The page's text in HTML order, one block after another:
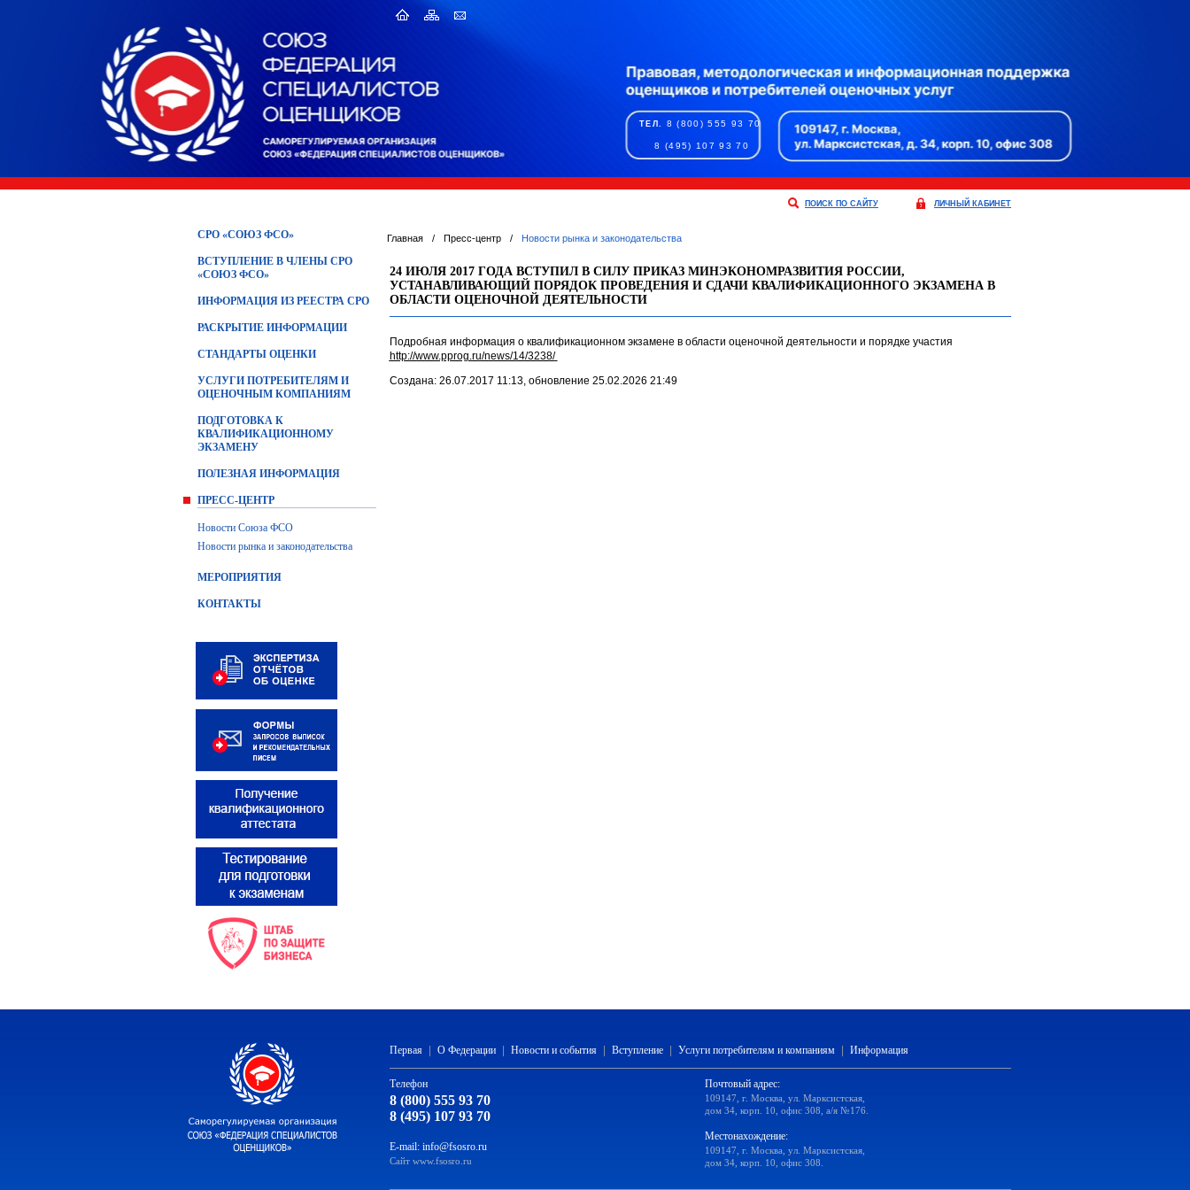
ТЕЛ. 8 (800) 555 93 70
8 (495) 107 93 70
ПОИСК ПО САЙТУ ЛИЧНЫЙ КАБИНЕТ
СРО «СОЮЗ ФСО»
ВСТУПЛЕНИЕ В ЧЛЕНЫ СРО
«СОЮЗ ФСО»
ИНФОРМАЦИЯ ИЗ РЕЕСТРА СРО
РАСКРЫТИЕ ИНФОРМАЦИИ
СТАНДАРТЫ ОЦЕНКИ
УСЛУГИ ПОТРЕБИТЕЛЯМ И
ОЦЕНОЧНЫМ КОМПАНИЯМ
ПОДГОТОВКА К
КВАЛИФИКАЦИОННОМУ
ЭКЗАМЕНУ
ПОЛЕЗНАЯ ИНФОРМАЦИЯ
ПРЕСС-ЦЕНТР
Новости Союза ФСО
Новости рынка и законодательства
МЕРОПРИЯТИЯ
КОНТАКТЫ
Главная / Пресс-центр / Новости рынка и законодательства
24 ИЮЛЯ 2017 ГОДА ВСТУПИЛ В СИЛУ ПРИКАЗ МИНЭКОНОМРАЗВИТИЯ РОССИИ,
УСТАНАВЛИВАЮЩИЙ ПОРЯДОК ПРОВЕДЕНИЯ И СДАЧИ КВАЛИФИКАЦИОННОГО ЭКЗАМЕНА В
ОБЛАСТИ ОЦЕНОЧНОЙ ДЕЯТЕЛЬНОСТИ
Подробная информация о квалификационном экзамене в области оценочной деятельности и порядке участия
http://www.pprog.ru/news/14/3238/
Создана: 26.07.2017 11:13, обновление 25.02.2026 21:49
Первая О Федерации Новости и события Вступление Услуги потребителям и компаниям Информация
Телефон
8 (800) 555 93 70
8 (495) 107 93 70
E-mail: info@fsosro.ru
Сайт www.fsosro.ru
Почтовый адрес:
109147, г. Москва, ул. Марксистская,
дом 34, корп. 10, офис 308, а/я №176.
Местонахождение:
109147, г. Москва, ул. Марксистская,
дом 34, корп. 10, офис 308.